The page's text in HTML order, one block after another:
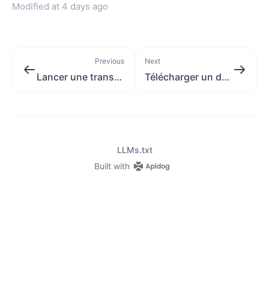
Modified at 4 days ago
Previous
Lancer une transaction
Next
Télécharger un document précis d'une transaction
LLMs.txt
Built with